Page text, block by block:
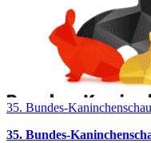
35. Bundes-
35. Bundes-